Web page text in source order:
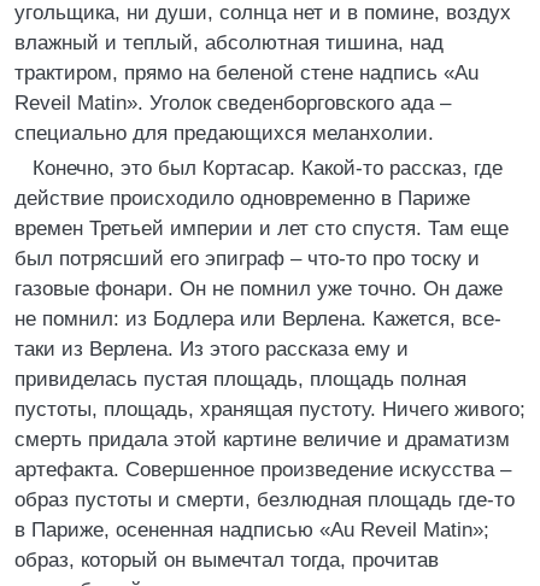
угольщика, ни души, солнца нет и в помине, воздух
влажный и теплый, абсолютная тишина, над
трактиром, прямо на беленой стене надпись «Au
Reveil Matin». Уголок сведенборговского ада –
специально для предающихся меланхолии.
Конечно, это был Кортасар. Какой-то рассказ, где
действие происходило одновременно в Париже
времен Третьей империи и лет сто спустя. Там еще
был потрясший его эпиграф – что-то про тоску и
газовые фонари. Он не помнил уже точно. Он даже
не помнил: из Бодлера или Верлена. Кажется, все-
таки из Верлена. Из этого рассказа ему и
привиделась пустая площадь, площадь полная
пустоты, площадь, хранящая пустоту. Ничего живого;
смерть придала этой картине величие и драматизм
артефакта. Совершенное произведение искусства –
образ пустоты и смерти, безлюдная площадь где-то
в Париже, осененная надписью «Au Reveil Matin»;
образ, который он вымечтал тогда, прочитав